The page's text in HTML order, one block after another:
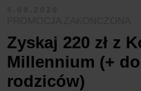
Zyskaj 220 zł z
Millennium (+
rodziców)